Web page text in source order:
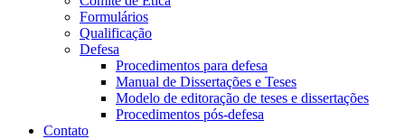
Formulários
Qualificação
Defesa
Procedimentos para defesa
Manual de Dissertações e Teses
Modelo de editoração de teses e dissertações
Procedimentos pós-defesa
Contato